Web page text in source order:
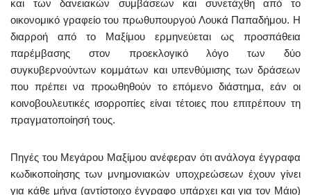
και των δανειακών συμβάσεων και συνετάχθη από το
οικονομικό γραφείο του πρωθυπουργού Λουκά Παπαδήμου. Η
διαρροή από το Μαξίμου ερμηνεύεται ως προσπάθεια
παρέμβασης στον προεκλογικό λόγο των δύο
συγκυβερνούντων κομμάτων και υπενθύμισης των δράσεων
που πρέπει να προωθηθούν το επόμενο διάστημα, εάν οι
κοινοβουλευτικές ισορροπίες είναι τέτοιες που επιτρέπουν τη
πραγματοποίησή τους.
Πηγές του Μεγάρου Μαξίμου ανέφεραν ότι ανάλογα έγγραφα
κωδικοποίησης των μνημονιακών υποχρεώσεων έχουν γίνει
για κάθε μήνα (αντίστοιχο έγγραφο υπάρχει και για τον Μάιο)